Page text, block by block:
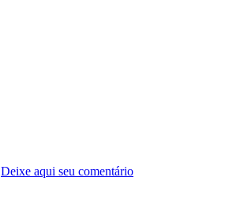
Deixe aqui seu comentário